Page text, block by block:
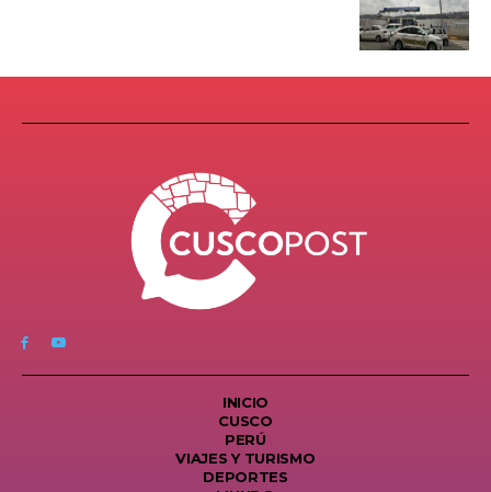
INICIO
CUSCO
PERÚ
VIAJES Y TURISMO
DEPORTES